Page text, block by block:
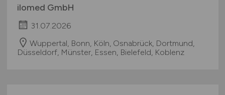
ilomed GmbH
31.07.2026
Wuppertal, Bonn, Köln, Osnabrück, Dortmund,
Düsseldorf, Münster, Essen, Bielefeld, Koblenz